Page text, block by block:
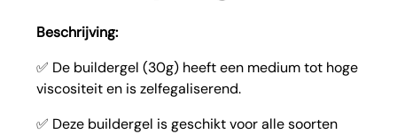
Beschrijving:
✅ De buildergel (30g) heeft een medium tot hoge
viscositeit en is zelfegaliserend.
✅ Deze buildergel is geschikt voor alle soorten